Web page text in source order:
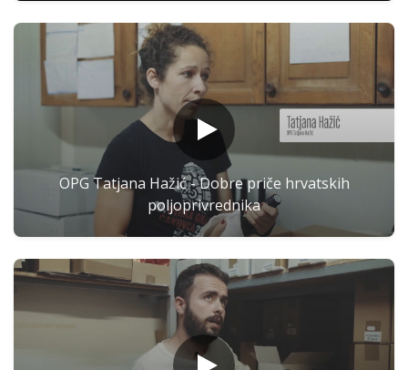
OPG Tatjana Hažić - Dobre priče hrvatskih
poljoprivrednika